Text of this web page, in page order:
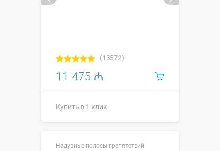
(13572)
11 475 ₼
Купить в 1 клик
Размеры, м:
м
Надувные полосы препятствий